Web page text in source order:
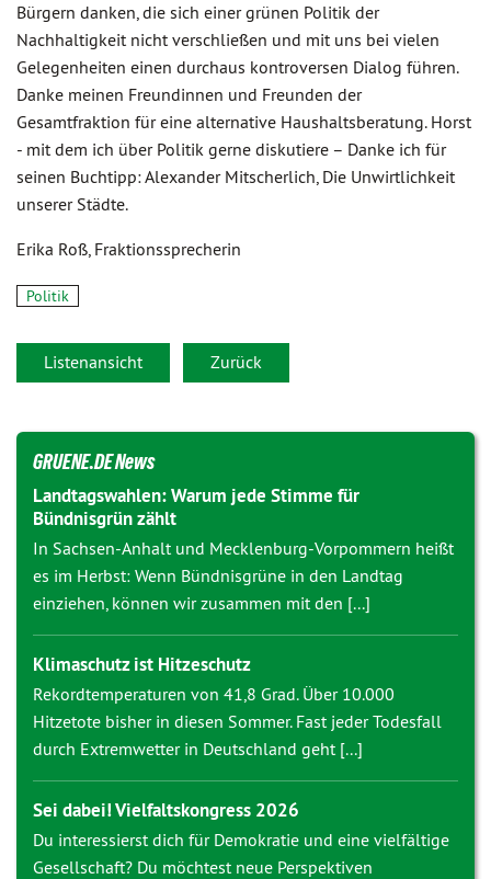
Bürgern danken, die sich einer grünen Politik der
Nachhaltigkeit nicht verschließen und mit uns bei vielen
Gelegenheiten einen durchaus kontroversen Dialog führen.
Danke meinen Freundinnen und Freunden der
Gesamtfraktion für eine alternative Haushaltsberatung. Horst
- mit dem ich über Politik gerne diskutiere – Danke ich für
seinen Buchtipp: Alexander Mitscherlich, Die Unwirtlichkeit
unserer Städte.
Erika Roß, Fraktionssprecherin
Politik
Listenansicht Zurück
GRUENE.DE News
Landtagswahlen: Warum jede Stimme für
Bündnisgrün zählt
In Sachsen-Anhalt und Mecklenburg-Vorpommern heißt
es im Herbst: Wenn Bündnisgrüne in den Landtag
einziehen, können wir zusammen mit den [...]
Klimaschutz ist Hitzeschutz
Rekordtemperaturen von 41,8 Grad. Über 10.000
Hitzetote bisher in diesen Sommer. Fast jeder Todesfall
durch Extremwetter in Deutschland geht [...]
Sei dabei! Vielfaltskongress 2026
Du interessierst dich für Demokratie und eine vielfältige
Gesellschaft? Du möchtest neue Perspektiven